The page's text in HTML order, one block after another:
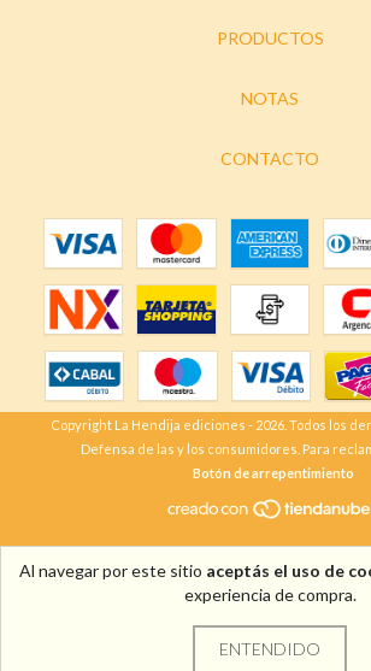
Al navegar por este sitio aceptás el uso de
experiencia de compra.
ENTENDIDO
PRODUCTOS
NOTAS
CONTACTO
Copyright La Hendija ediciones - 2026. Todos los
Defensa de las y los consumidores. Para
Botón de arrepentimiento